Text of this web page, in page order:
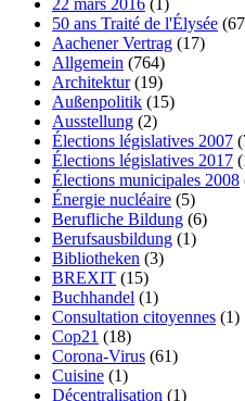
50 ans Traité de l'Élysée
Aachener Vertrag (17)
Allgemein (764)
Architektur(19)
Außenpolitik (15)
Ausstellung (2)
Élections législatives 2007
Élections législatives 2017
Élections municipales 2008
Énergie nucléaire (5)
Berufliche Bildung (6)
Berufsausbildung (1)
Bibliotheken (3)
BREXIT (15)
Buchhandel (1)
Consultation citoyennes (1)
Cop21 (18)
Corona-Virus (61)
Cuisine (1)
Décentralisation (1)